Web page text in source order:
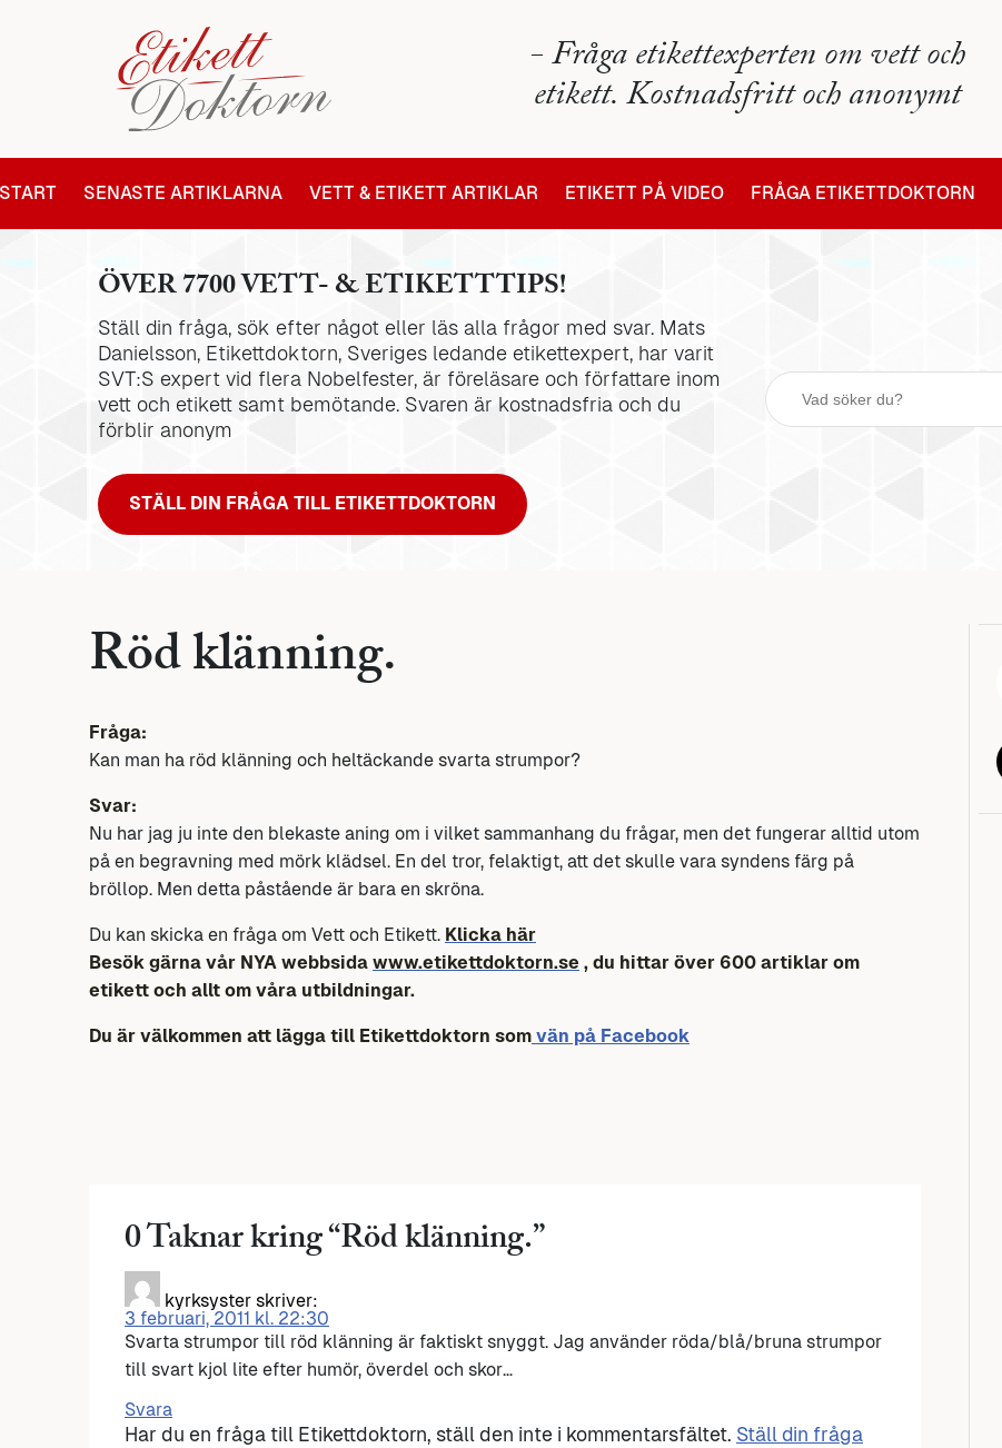
- Fråga etikettexperten om vett och
etikett. Kostnadsfritt och anonymt
START SENASTE ARTIKLARNA VETT & ETIKETT ARTIKLAR ETIKETT PÅ VIDEO FRÅGA ETIKETTDOKTORN
ÖVER 7700 VETT- & ETIKETTTIPS!
Ställ din fråga, sök efter något eller läs alla frågor med svar. Mats
Danielsson, Etikettdoktorn, Sveriges ledande etikettexpert, har varit
SVT:S expert vid flera Nobelfester, är föreläsare och författare inom
vett och etikett samt bemötande. Svaren är kostnadsfria och du
förblir anonym
STÄLL DIN FRÅGA TILL ETIKETTDOKTORN
Röd klänning.
Fråga:
Kan man ha röd klänning och heltäckande svarta strumpor?
Svar:
Nu har jag ju inte den blekaste aning om i vilket sammanhang du frågar, men det fungerar alltid utom
på en begravning med mörk klädsel. En del tror, felaktigt, att det skulle vara syndens färg på
bröllop. Men detta påstående är bara en skröna.
Du kan skicka en fråga om Vett och Etikett. Klicka här
Besök gärna vår NYA webbsida www.etikettdoktorn.se , du hittar över 600 artiklar om
etikett och allt om våra utbildningar.
Du är välkommen att lägga till Etikettdoktorn som vän på Facebook
0 Taknar kring “Röd klänning.”
kyrksyster skriver:
3 februari, 2011 kl. 22:30
Svarta strumpor till röd klänning är faktiskt snyggt. Jag använder röda/blå/bruna strumpor
till svart kjol lite efter humör, överdel och skor…
Svara
Har du en fråga till Etikettdoktorn, ställ den inte i kommentarsfältet. Ställ din fråga